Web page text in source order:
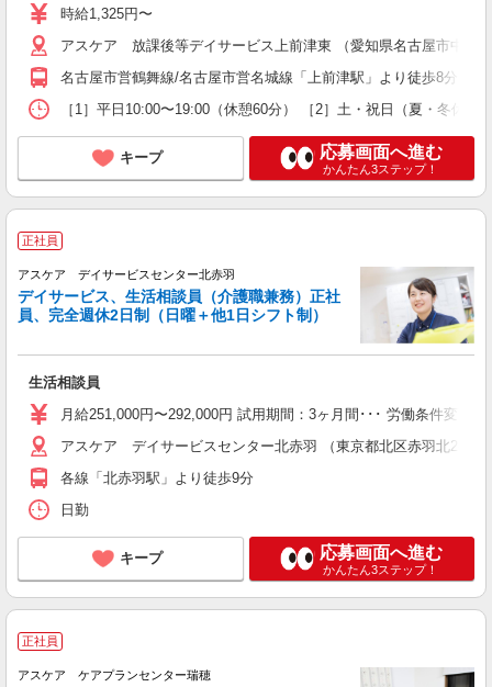
時給1,325円〜
アスケア 放課後等デイサービス上前津東 （愛知県名古屋市中区
名古屋市営鶴舞線/名古屋市営名城線「上前津駅」より徒歩8分 名
［1］平日10:00〜19:00（休憩60分） ［2］土・祝日（夏・冬休
キープ 応募画面へ進む
かんたん3ステップ！
正社員
アスケア デイサービスセンター北赤羽
デイサービス、生活相談員（介護職兼務）正社
員、完全週休2日制（日曜＋他1日シフト制）
生活相談員
月給251,000円〜292,000円 試用期間：3ヶ月間･･･ 労働条件変
アスケア デイサービスセンター北赤羽 （東京都北区赤羽北2-15
各線「北赤羽駅」より徒歩9分
日勤
キープ 応募画面へ進む
かんたん3ステップ！
正社員
アスケア ケアプランセンター瑞穂